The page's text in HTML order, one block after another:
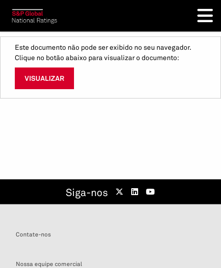
Este documento não pode ser exibido no seu navegador.
Clique no botão abaixo para visualizar o documento:
VISUALIZAR
Siga-nos
Contate-nos
Nossa equipe comercial